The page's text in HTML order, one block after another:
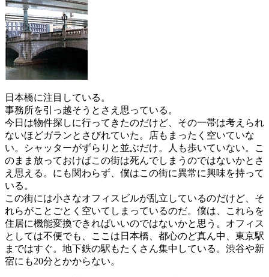
日本橋に注目している。
事務所を引っ越そうとさえ思っている。
今日は物件探しに行ってきたのだけど、その一帯は考えられ
ないほどガランとさびれていた。店もまったく空いていな
い。シャッターがずらりと並ぶだけ。人も歩いていない。こ
のまま放っておけばこの街は死んでしまうのではないかとさ
え思える。にも関わらず、僕はこの街に異常に興味を持って
いる。
この街には小さなオフィスビルが乱立しているのだけど、そ
れらがことごとく空いてしまっているのだ。僕は、これらを
住居に機能変換できればいいのではないかと思う。オフィス
としては不便でも、ここは日本橋、都心のど真ん中、東京駅
まではすぐ。地下鉄の駅もたくさん集中している。渋谷や新
宿にも20分とかからない。